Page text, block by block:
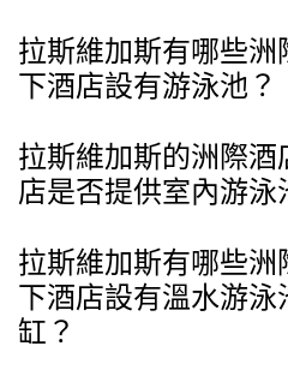
拉斯維加斯有哪些洲
下酒店設有游泳池？
拉斯維加斯的洲際酒
店是否提供室內游泳
拉斯維加斯有哪些洲
下酒店設有溫水游泳
缸？